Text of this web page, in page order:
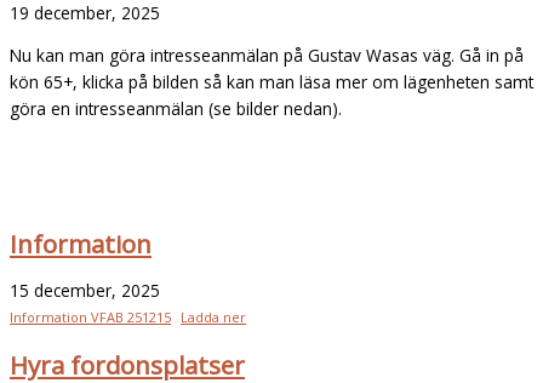
19 december, 2025
Nu kan man göra intresseanmälan på Gustav Wasas väg. Gå in på
kön 65+, klicka på bilden så kan man läsa mer om lägenheten samt
göra en intresseanmälan (se bilder nedan).
Information
15 december, 2025
Information VFAB 251215 Ladda ner
Hyra fordonsplatser